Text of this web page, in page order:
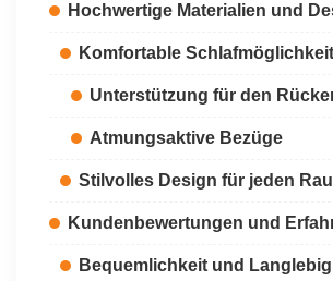
Hochwertige Materialien und
Komfortable
Unterstützung für den
Atmungsaktive Bezüge
Stilvolles Design für jeden
Kundenbewertungen und
Bequemlichkeit und